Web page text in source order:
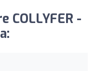
COLLYFER -